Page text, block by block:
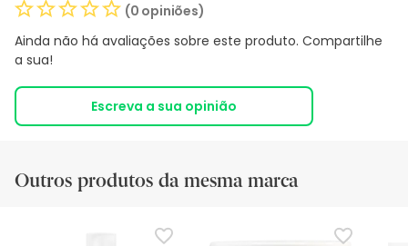
(0 opiniões)
Ainda não há avaliações sobre este produto. Compartilhe
a sua!
Escreva a sua opinião
Outros produtos da mesma marca